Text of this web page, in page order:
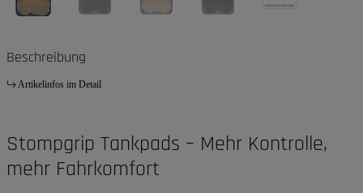
Beschreibung
Artikelinfos im Detail
Stompgrip Tankpads – Mehr Kontrolle,
mehr Fahrkomfort